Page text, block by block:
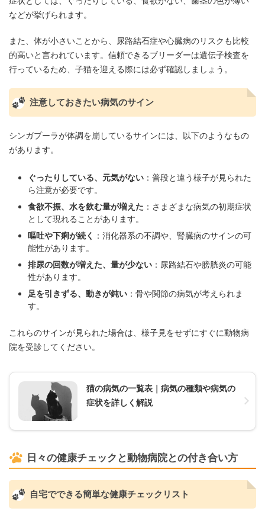
などが挙げられます。
また、体が小さいことから、尿路結石症や心臓病のリスクも比較
的高いと言われています。信頼できるブリーダーは遺伝子検査を
行っているため、子猫を迎える際には必ず確認しましょう。
注意しておきたい病気のサイン
シンガプーラが体調を崩しているサインには、以下のようなもの
があります。
ぐったりしている、元気がない ：普段と違う様子が見られた
ら注意が必要です。
食欲不振、水を飲む量が増えた ：さまざまな病気の初期症状
として現れることがあります。
嘔吐や下痢が続く ：消化器系の不調や、腎臓病のサインの可
能性があります。
排尿の回数が増えた、量が少ない ：尿路結石や膀胱炎の可能
性があります。
足を引きずる、動きが鈍い ：骨や関節の病気が考えられま
す。
これらのサインが見られた場合は、様子見をせずにすぐに動物病
院を受診してください。
猫の病気の一覧表｜病気の種類や病気の
症状を詳しく解説
日々の健康チェックと動物病院との付き合い方
自宅でできる簡単な健康チェックリスト